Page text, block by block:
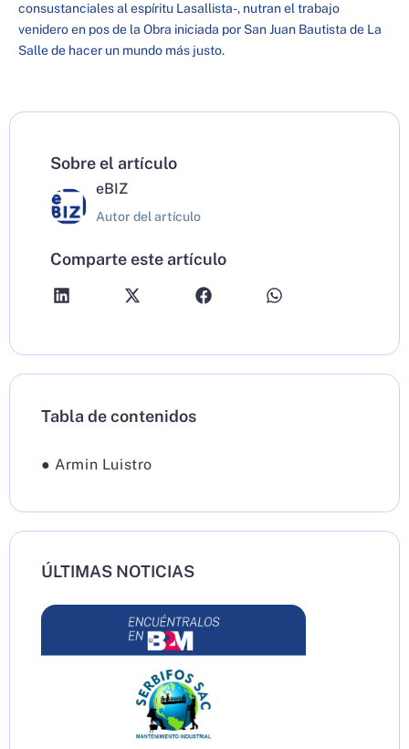
consustanciales al espíritu Lasallista-, nutran el trabajo
venidero en pos de la Obra iniciada por San Juan Bautista de La
Salle de hacer un mundo más justo.
Sobre el artículo
eBIZ
Autor del artículo
Comparte este artículo
Tabla de contenidos
● Armin Luistro
ÚLTIMAS NOTICIAS